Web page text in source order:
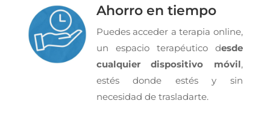
Ahorro en tiempo
Puedes acceder a terapia online,
un espacio terapéutico desde
cualquier dispositivo móvil,
estés donde estés y sin
necesidad de trasladarte.